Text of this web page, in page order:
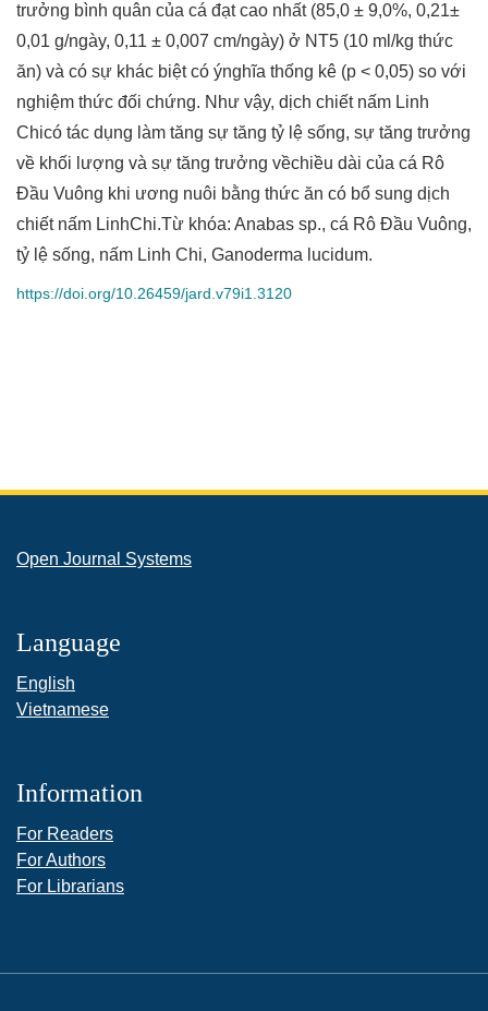
trưởng bình quân của cá đạt cao nhất (85,0 ± 9,0%, 0,21±
0,01 g/ngày, 0,11 ± 0,007 cm/ngày) ở NT5 (10 ml/kg thức
ăn) và có sự khác biệt có ýnghĩa thống kê (p < 0,05) so với
nghiệm thức đối chứng. Như vậy, dịch chiết nấm Linh
Chicó tác dụng làm tăng sự tăng tỷ lệ sống, sự tăng trưởng
về khối lượng và sự tăng trưởng vềchiều dài của cá Rô
Đầu Vuông khi ương nuôi bằng thức ăn có bổ sung dịch
chiết nấm LinhChi.Từ khóa: Anabas sp., cá Rô Đầu Vuông,
tỷ lệ sống, nấm Linh Chi, Ganoderma lucidum.
https://doi.org/10.26459/jard.v79i1.3120
Open Journal Systems
Language
English
Vietnamese
Information
For Readers
For Authors
For Librarians